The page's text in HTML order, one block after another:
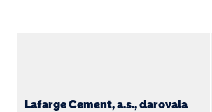
Lafarge Cement, a.s., darovala